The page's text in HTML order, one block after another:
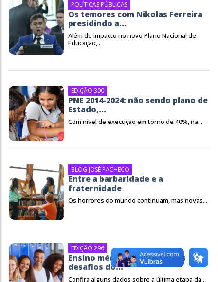
POLÍTICAS PÚBLICAS
Os temores com Nikolas Ferreira
presidindo a...
Além do impacto no novo Plano Nacional de
Educação,...
EDIÇÃO 300
PNE 2014-2024: não sendo plano de
Estado,...
Com nível de execução em torno de 40%, na...
BLOG JOSÉ PACHECO
Entre a barbaridade e a
fraternidade
Os horrores do mundo continuam, mas novas...
EDIÇÃO 296
Ensino médio ainda é um dos
desafios do...
Confira alguns dados sobre a última etapa da...